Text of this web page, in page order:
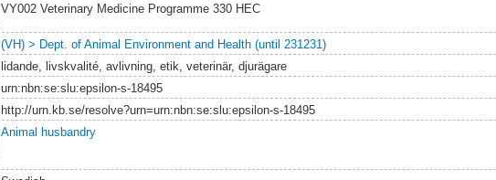
VY002 Veterinary Medicine Programme 330 HEC
(VH) > Dept. of Animal Environment and Health (until 231231)
lidande, livskvalité, avlivning, etik, veterinär, djurägare
urn:nbn:se:slu:epsilon-s-18495
http://urn.kb.se/resolve?urn=urn:nbn:se:slu:epsilon-s-18495
Animal husbandry